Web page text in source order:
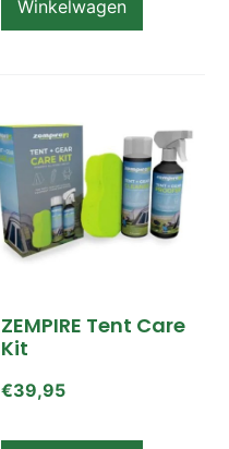
Winkelwagen
ZEMPIRE Tent Care
Kit
€39,95